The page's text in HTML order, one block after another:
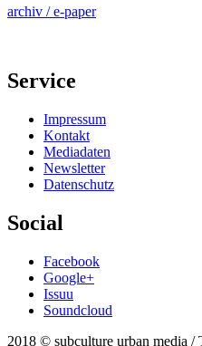
archiv / e-paper
Service
Impressum
Kontakt
Mediadaten
Newsletter
Datenschutz
Social
Facebook
Google+
Issuu
Soundcloud
2018 © subculture urban media /